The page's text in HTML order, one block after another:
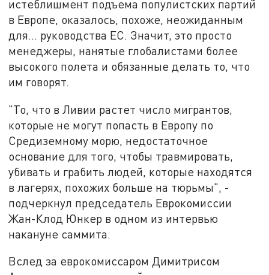
истеблишмент подъема популистских партий
в Европе, оказалось, похоже, неожиданным
для… руководства ЕС. Значит, это просто
менеджеры, нанятые глобалистами более
высокого полета и обязанные делать то, что
им говорят.
"То, что в Ливии растет число мигрантов,
которые не могут попасть в Европу по
Средиземному морю, недостаточное
основание для того, чтобы травмировать,
убивать и грабить людей, которые находятся
в лагерях, похожих больше на тюрьмы", -
подчеркнул председатель Еврокомиссии
Жан-Клод Юнкер в одном из интервью
накануне саммита.
Вслед за еврокомиссаром Димитрисом